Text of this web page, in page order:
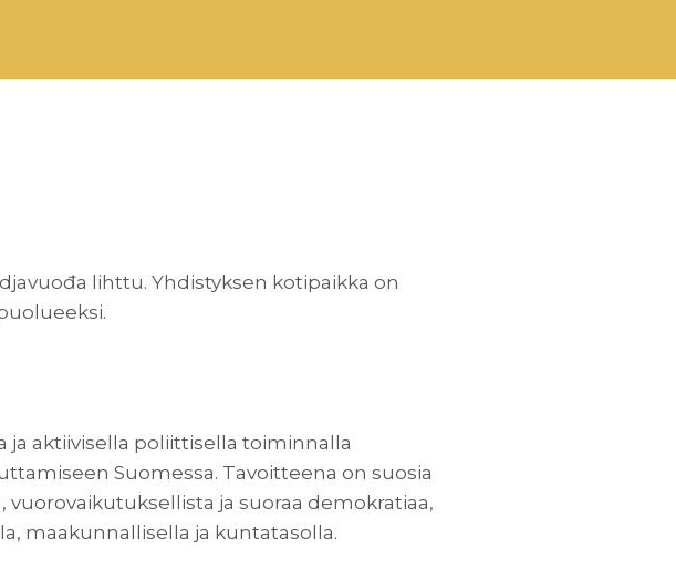
lihttu. Yhdistyksen kotipaikka on
ja aktiivisella poliittisella toiminnalla
Suomessa. Tavoitteena on suosia
ja suoraa demokratiaa,
maakunnallisella ja kuntatasolla.